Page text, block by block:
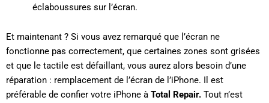
éclaboussures sur l’écran.
Et maintenant ? Si vous avez remarqué que l’écran ne
fonctionne pas correctement, que certaines zones sont grisées
et que le tactile est défaillant, vous aurez alors besoin d’une
réparation : remplacement de l’écran de l’iPhone. Il est
préférable de confier votre iPhone à Total Repair. Tout n’est